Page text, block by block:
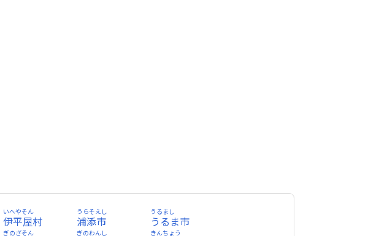
伊平屋村
いへやそん
浦添市
うらそえし
うるま市
うるまし
ぎのざそん ぎのわんし きんちょう